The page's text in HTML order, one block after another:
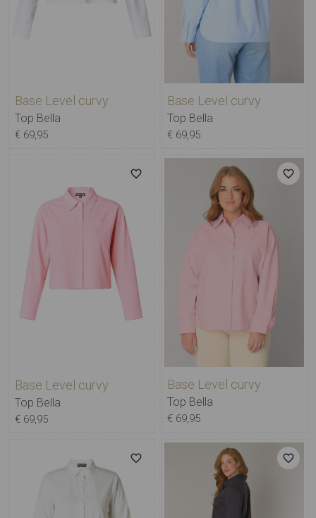
Base Level curvy
Top Bella
€ 69,95
Base Level curvy
Top Bella
€ 69,95
Base Level curvy
Top Bella
€ 69,95
Base Level curvy
Top Bella
€ 69,95